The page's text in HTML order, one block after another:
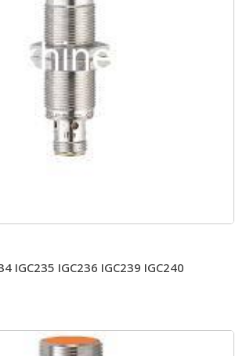
IGC235 IGC236 IGC239 IGC240